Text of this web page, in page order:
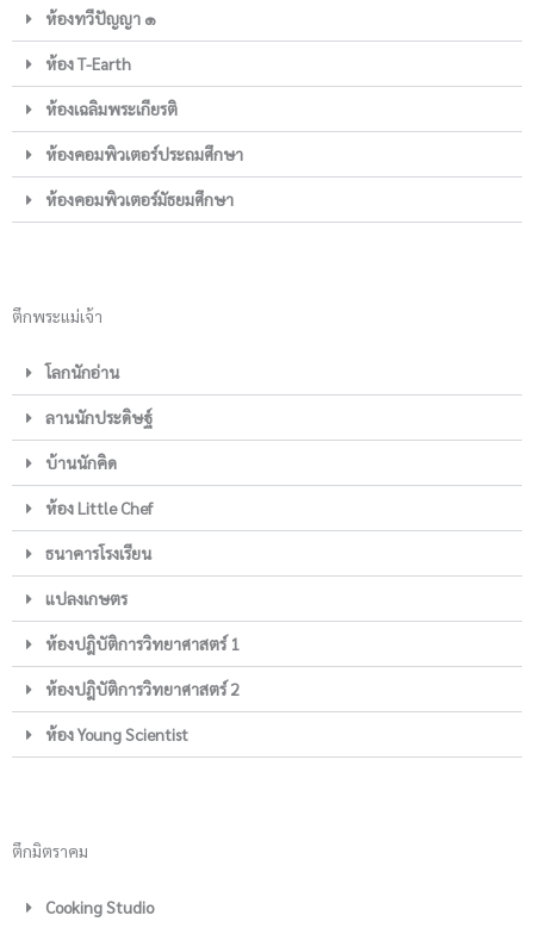
ห้องทวีปัญญา ๑
ห้อง T-Earth
ห้องเฉลิมพระเกียรติ
ห้องคอมพิวเตอร์ประถมศึกษา
ห้องคอมพิวเตอร์มัธยมศึกษา
ตึกพระแม่เจ้า
โลกนักอ่าน
ลานนักประดิษฐ์
บ้านนักคิด
ห้อง Little Chef
ธนาคารโรงเรียน
แปลงเกษตร
ห้องปฎิบัติการวิทยาศาสตร์ 1
ห้องปฎิบัติการวิทยาศาสตร์ 2
ห้อง Young Scientist
ตึกมิตราคม
Cooking Studio